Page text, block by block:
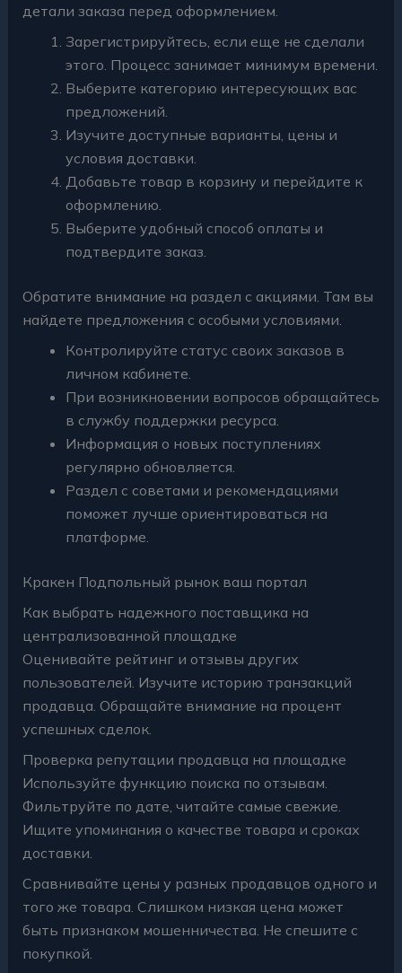
детали заказа перед оформлением.
Зарегистрируйтесь, если еще не сделали
этого. Процесс занимает минимум времени.
Выберите категорию интересующих вас
предложений.
Изучите доступные варианты, цены и
условия доставки.
Добавьте товар в корзину и перейдите к
оформлению.
Выберите удобный способ оплаты и
подтвердите заказ.
Обратите внимание на раздел с акциями. Там вы
найдете предложения с особыми условиями.
Контролируйте статус своих заказов в
личном кабинете.
При возникновении вопросов обращайтесь
в службу поддержки ресурса.
Информация о новых поступлениях
регулярно обновляется.
Раздел с советами и рекомендациями
поможет лучше ориентироваться на
платформе.
Кракен Подпольный рынок ваш портал
Как выбрать надежного поставщика на
централизованной площадке
Оценивайте рейтинг и отзывы других
пользователей. Изучите историю транзакций
продавца. Обращайте внимание на процент
успешных сделок.
Проверка репутации продавца на площадке
Используйте функцию поиска по отзывам.
Фильтруйте по дате, читайте самые свежие.
Ищите упоминания о качестве товара и сроках
доставки.
Сравнивайте цены у разных продавцов одного и
того же товара. Слишком низкая цена может
быть признаком мошенничества. Не спешите с
покупкой.